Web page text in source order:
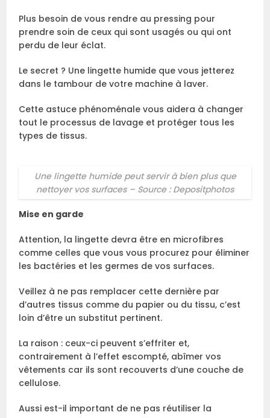
Plus besoin de vous rendre au pressing pour
prendre soin de ceux qui sont usagés ou qui ont
perdu de leur éclat.
Le secret ? Une lingette humide que vous jetterez
dans le tambour de votre machine à laver.
Cette astuce phénoménale vous aidera à changer
tout le processus de lavage et protéger tous les
types de tissus.
Une lingette humide peut servir à bien plus que
nettoyer vos surfaces – Source : Depositphotos
Mise en garde
Attention, la lingette devra être en microfibres
comme celles que vous vous procurez pour éliminer
les bactéries et les germes de vos surfaces.
Veillez à ne pas remplacer cette dernière par
d’autres tissus comme du papier ou du tissu, c’est
loin d’être un substitut pertinent.
La raison : ceux-ci peuvent s’effriter et,
contrairement à l’effet escompté, abîmer vos
vêtements car ils sont recouverts d’une couche de
cellulose.
Aussi est-il important de ne pas réutiliser la